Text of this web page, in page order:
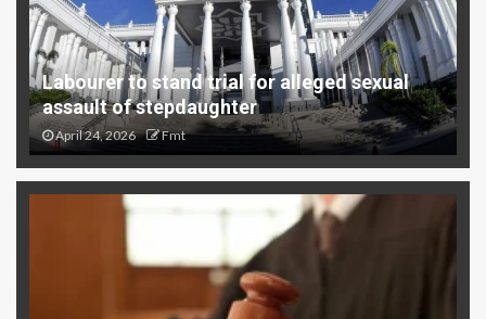
Labourer to stand trial for alleged sexual
assault of stepdaughter
April 24, 2026 Fmt